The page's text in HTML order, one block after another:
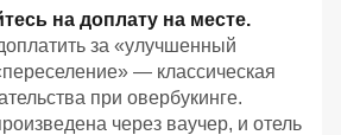
на доплату на месте.
за «улучшенный
— классическая
при овербукинге.
через ваучер, и отель